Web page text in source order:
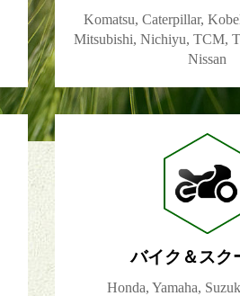
Komatsu, Caterpillar,
Mitsubishi, Nichiyu, TCM,
Nissan
バイク＆スク
Honda, Yamaha,